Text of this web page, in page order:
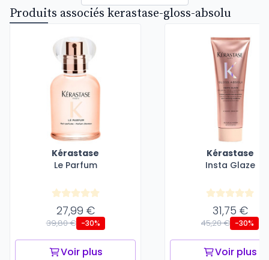
Produits associés kerastase-gloss-absolu
Kérastase
Le Parfum
27,99 €
39,80 € -30%
Voir plus
Kérastase
Insta Glaze
31,75 €
45,20 € -30%
Voir plus